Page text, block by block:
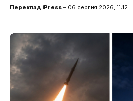
Переклад iPress – 06 серпня 2026, 11:12